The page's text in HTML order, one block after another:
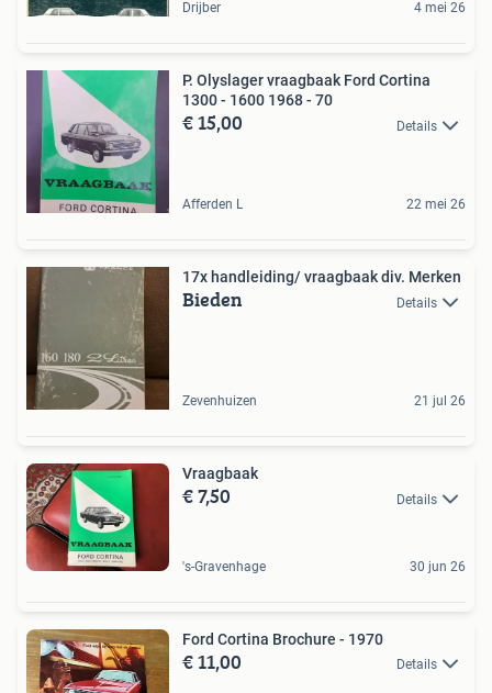
Drijber 4 mei 26
P. Olyslager vraagbaak Ford Cortina
1300 - 1600 1968 - 70
€ 15,00 Details
Afferden L 22 mei 26
17x handleiding/ vraagbaak div. Merken
Bieden Details
Zevenhuizen 21 jul 26
Vraagbaak
€ 7,50 Details
's-Gravenhage 30 jun 26
Ford Cortina Brochure - 1970
€ 11,00 Details